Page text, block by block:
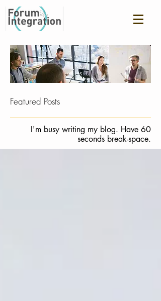
Featured Posts
New
s
I'm busy writing my blog. Have 60
seconds break-space.